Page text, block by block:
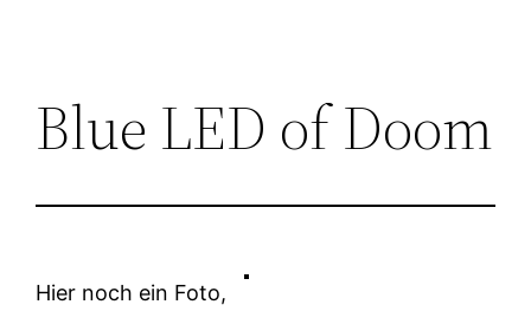
Blue LED of Doom
Hier noch ein Foto,